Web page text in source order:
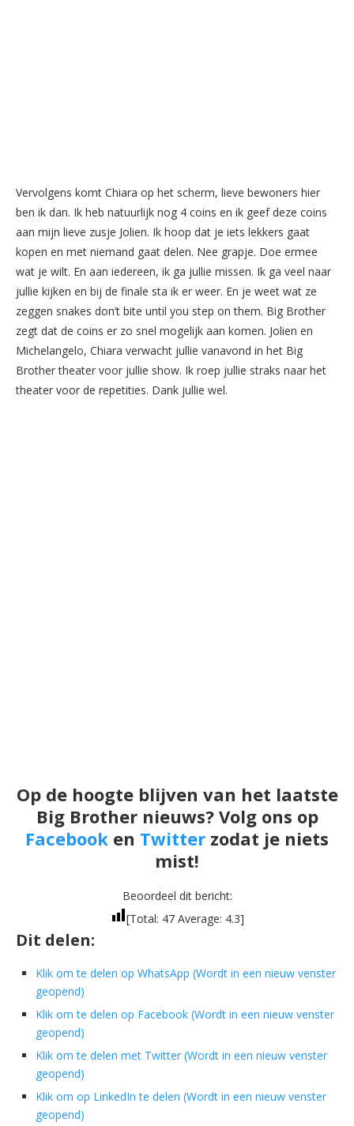
Vervolgens komt Chiara op het scherm, lieve bewoners hier
ben ik dan. Ik heb natuurlijk nog 4 coins en ik geef deze coins
aan mijn lieve zusje Jolien. Ik hoop dat je iets lekkers gaat
kopen en met niemand gaat delen. Nee grapje. Doe ermee
wat je wilt. En aan iedereen, ik ga jullie missen. Ik ga veel naar
jullie kijken en bij de finale sta ik er weer. En je weet wat ze
zeggen snakes don’t bite until you step on them. Big Brother
zegt dat de coins er zo snel mogelijk aan komen. Jolien en
Michelangelo, Chiara verwacht jullie vanavond in het Big
Brother theater voor jullie show. Ik roep jullie straks naar het
theater voor de repetities. Dank jullie wel.
Op de hoogte blijven van het laatste
Big Brother nieuws? Volg ons op
Facebook en Twitter zodat je niets
mist!
Beoordeel dit bericht:
[Total: 47Average: 4.3]
Dit delen:
Klik om te delen op WhatsApp (Wordt in een nieuw venster
geopend)
Klik om te delen op Facebook (Wordt in een nieuw venster
geopend)
Klik om te delen met Twitter (Wordt in een nieuw venster
geopend)
Klik om op LinkedIn te delen (Wordt in een nieuw venster
geopend)